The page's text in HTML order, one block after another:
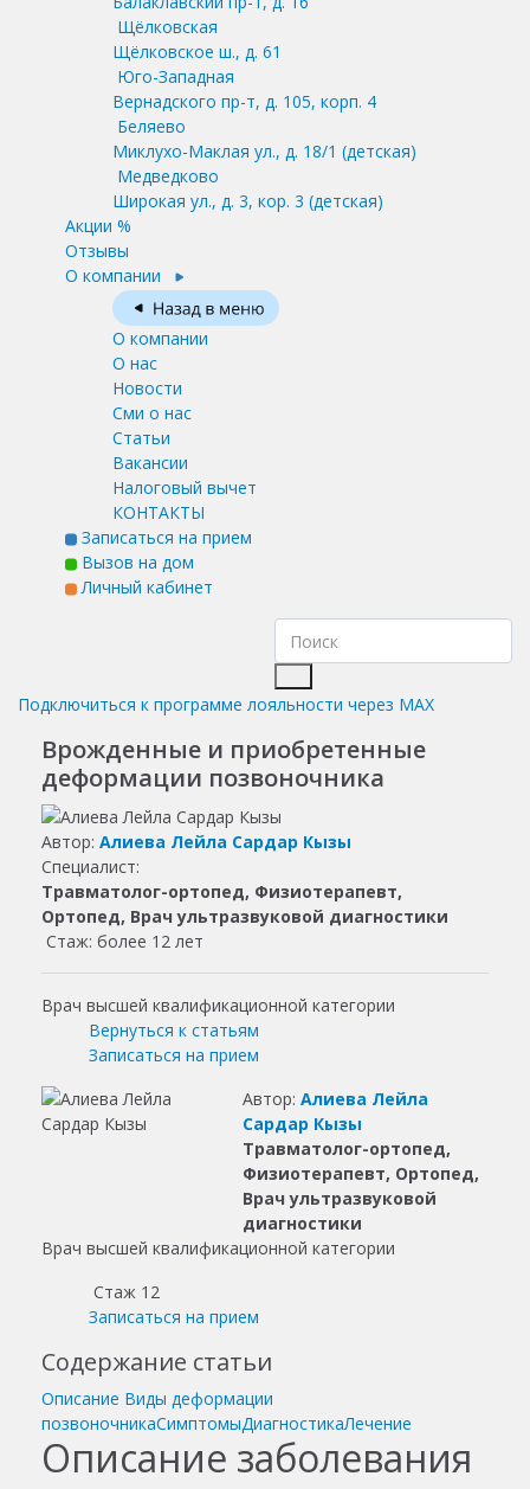
Щёлковская
Щёлковское ш., д. 61
Юго-Западная
Вернадского пр-т, д. 105, корп. 4
Беляево
Миклухо-Маклая ул., д. 18/1 (детская)
Медведково
Широкая ул., д. 3, кор. 3 (детская)
Акции %
Отзывы
О компании
О компании
О нас
Новости
Сми о нас
Статьи
Вакансии
Налоговый вычет
КОНТАКТЫ
Записаться на прием
Вызов на дом
Личный кабинет
Подключиться к программе лояльности через MAX
Врожденные и приобретенные
деформации позвоночника
Автор: Алиева Лейла Сардар Кызы
Специалист:
Травматолог-ортопед, Физиотерапевт,
Ортопед, Врач ультразвуковой диагностики
Стаж: более 12 лет
Врач высшей квалификационной категории
Вернуться к статьям
Записаться на прием
Автор: Алиева Лейла
Сардар Кызы
Травматолог-ортопед,
Физиотерапевт, Ортопед,
Врач ультразвуковой
диагностики
Врач высшей квалификационной категории
Стаж 12
Записаться на прием
Содержание статьи
Описание Виды деформации
позвоночникаСимптомыДиагностикаЛечение
Описание заболевания